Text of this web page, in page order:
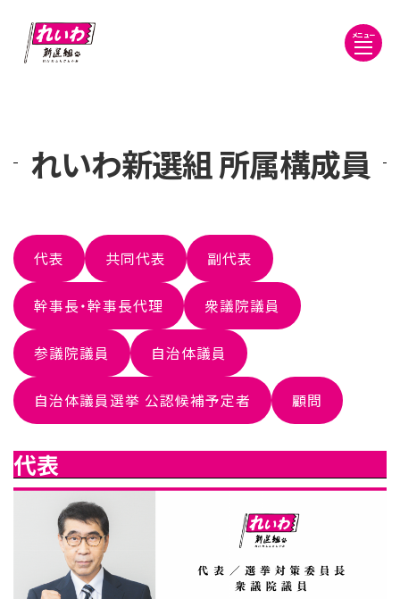
メニュー
れいわ新選組 所属構成員
代表 共同代表 副代表
幹事長・幹事長代理 衆議院議員
参議院議員 自治体議員
自治体議員選挙 公認候補予定者 顧問
代表